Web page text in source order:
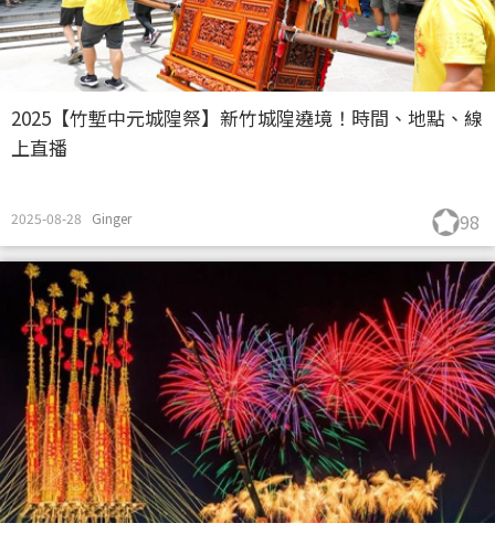
2025【竹塹中元城隍祭】新竹城隍遶境！時間、地點、線
上直播
2025-08-28 Ginger 98